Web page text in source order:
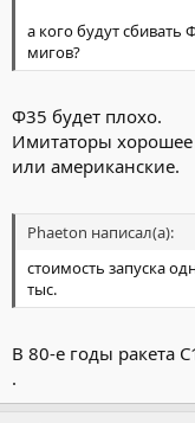
а кого будут сбивать
мигов?
Ф35 будет плохо.
Имитаторы хорошее
или американские.
Phaeton написал(а):
стоимость запуска
тыс.
В 80-е годы ракета
.